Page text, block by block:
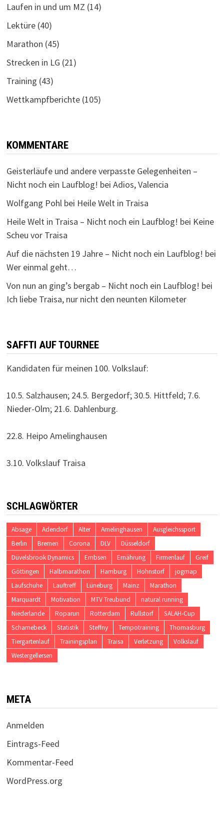
Laufen in und um MZ (14)
Lektüre(40)
Marathon (45)
Strecken in LG (21)
Training (43)
Wettkampfberichte(105)
KOMMENTARE
Geisterläufe und andere verpasste Gelegenheiten –
Nicht noch ein Laufblog! bei Adios, Valencia
Wolfgang Pohlbei Heile Welt in Traisa
Heile Welt in Traisa – Nicht noch ein Laufblog! bei Keine
Scheu vor Traisa
Auf die nächsten 19 Jahre – Nicht noch ein Laufblog! bei
Wer einmal geht…
Von nun an ging’s bergab – Nicht noch ein Laufblog! bei
Ich liebe Traisa, nur nicht den neunten Kilometer
SAFFTI AUF TOURNEE
Kandidaten für meinen 100. Volkslauf:
10.5. Salzhausen; 24.5. Bergedorf; 30.5. Hittfeld; 7.6.
Nieder-Olm; 21.6. Dahlenburg.
22.8. Heipo Amelinghausen
3.10. Volkslauf Traisa
SCHLAGWÖRTER
Absage Adendorf Alter Amelinghausen
Ausgleichssport
Berlin
Bremen Corona DLV
Düsseldorf
Düvelsbrook Dynamics
Embsen Ernährung Firmenlauf
Greif
Göttingen
Halbmarathon Hamburg Hohnstorf
jogmap
Laufschuhe
Lauftreff Lüneburg Mainz
Marathon
Marquardt
Motivation MTV Treubund
natural running
Niederlande
Roparun Rotterdam Rullstorf
SALAH-Cup
Scharnebeck
Statistik Steffny Tempotraining
Thomasburg
Tiergartenlauf
Trainingsplan Traisa Verletzung
Volkslauf
Westergellersen
META
Anmelden
Eintrags-Feed
Kommentar-Feed
WordPress.org